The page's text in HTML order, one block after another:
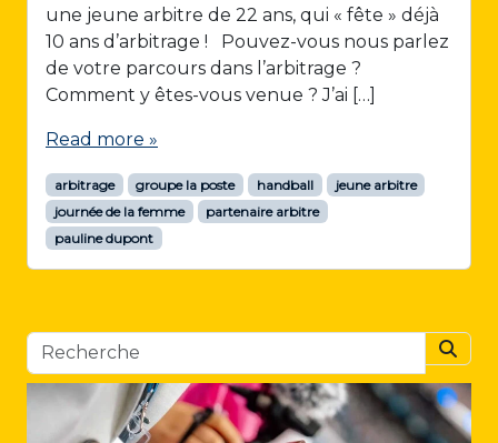
une jeune arbitre de 22 ans, qui « fête » déjà
10 ans d’arbitrage ! Pouvez-vous nous parlez
de votre parcours dans l’arbitrage ?
Comment y êtes-vous venue ? J’ai […]
Read more »
arbitrage groupe la poste handball
jeune arbitre
journée de la femme
partenaire arbitre
pauline dupont